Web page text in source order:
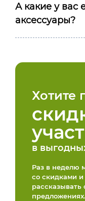
А какие у вас
аксессуары?
Хотите
в
Раз в неделю
со скидками
предложениях.